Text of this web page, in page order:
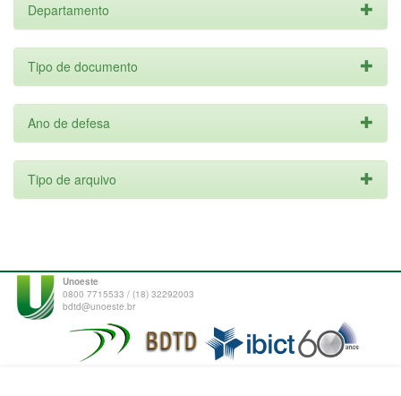
Departamento
Tipo de documento
Ano de defesa
Tipo de arquivo
Unoeste
0800 7715533 / (18) 32292003
bdtd@unoeste.br